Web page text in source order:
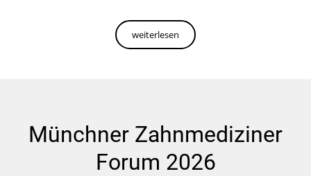
weiterlesen
Münchner Zahnmediziner
Forum 2026